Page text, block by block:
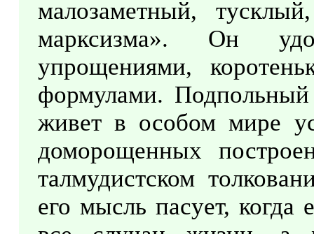
малозаметный,
марксизма». Он
упрощениями,
формулами.
живет в особом мире
доморощенных
талмудистском
его мысль пасует, когда